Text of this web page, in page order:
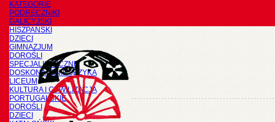
KATEGORIE
PODRĘCZNIKI
GALICYJSKI
HISZPAŃSKI
DZIECI
GIMNAZJUM
DOROŚLI
SPECJALISTYCZNE
DOSKONALENIE JĘZYKA
LICEUM
KULTURA I CYWILIZACJA
PORTUGALSKIE
DOROŚLI
DZIECI